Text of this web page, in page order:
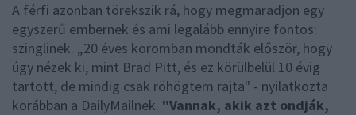
A férfi azonban törekszik rá, hogy megmaradjon egy
egyszerű embernek és ami legalább ennyire fontos:
szinglinek. „20 éves koromban mondták először, hogy
úgy nézek ki, mint Brad Pitt, és ez körülbelül 10 évig
tartott, de mindig csak röhögtem rajta" - nyilatkozta
korábban a DailyMailnek. "Vannak, akik azt ondják,